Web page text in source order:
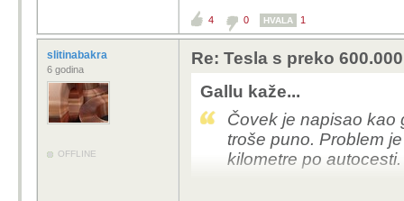
dinosaur
byd dolphin surf
4 0 HVALA 1
slitinabakra
6 godina
OFFLINE
Re: Tesla s preko
Gallu kaže...
Čovek je napisao kao
troše puno. Problem
kilometre po autocesti.